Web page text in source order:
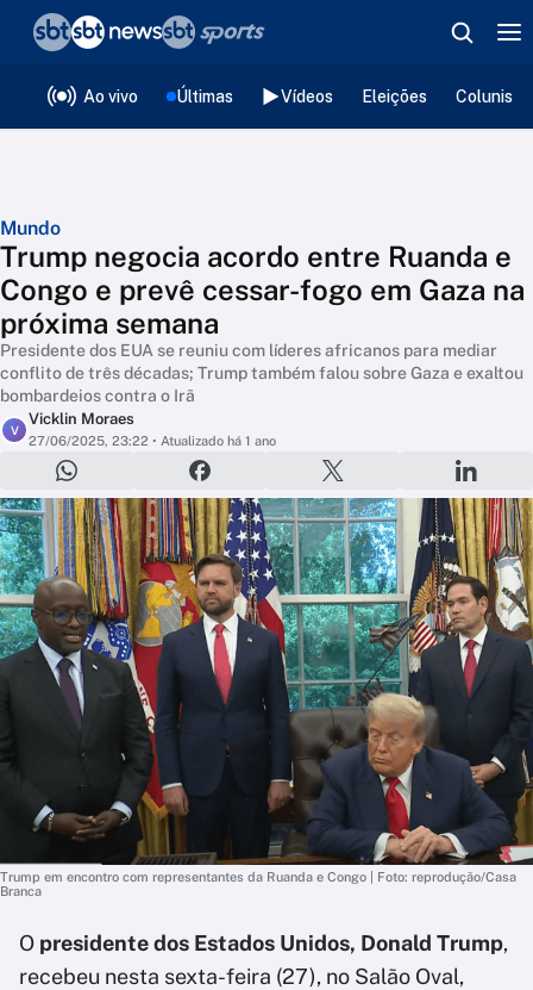
Ao vivo Últimas Vídeos Eleições
Mundo
Trump negocia acordo entre Ruanda e
Congo e prevê cessar-fogo em Gaza na
próxima semana
Presidente dos EUA se reuniu com líderes africanos para mediar
conflito de três décadas; Trump também falou sobre Gaza e exaltou
bombardeios contra o Irã
V
Vicklin Moraes
27/06/2025, 23:22 • Atualizado há 1 ano
Trump em encontro com representantes da Ruanda e Congo | Foto: reprodução/Casa
Branca
O presidente dos Estados Unidos, Donald Trump,
recebeu nesta sexta-feira (27), no Salão Oval,
❮voltar
Editorias